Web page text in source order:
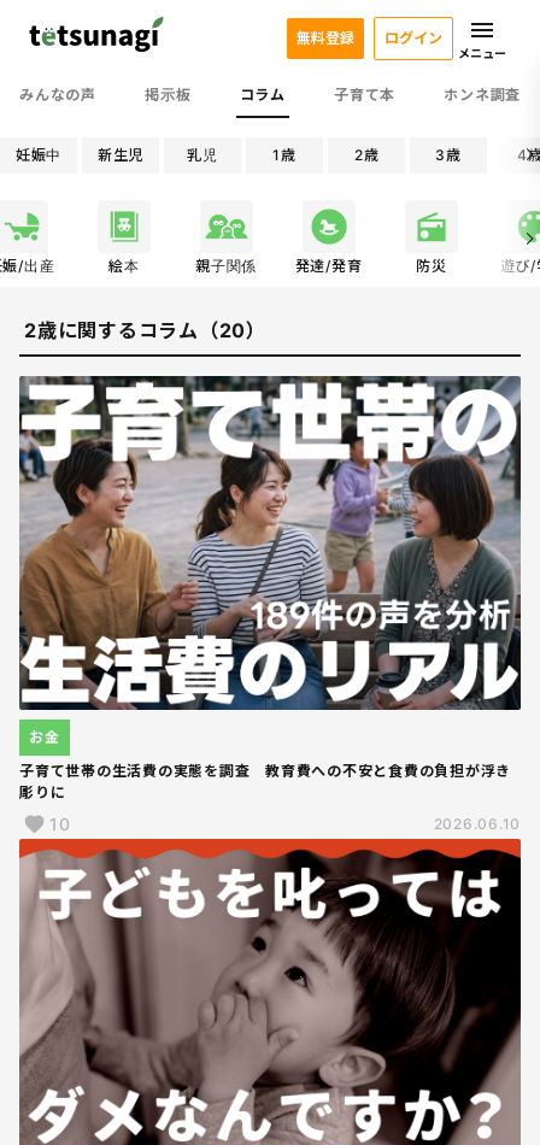
みんなの声 掲示板 コラム 子育て本 ホンネ調査
無料登録 ログイン
メニュー
妊娠中 新生児 乳児 1歳 2歳 3歳 4
娠/出産 絵本 親子関係 発達/発育 防災 遊び/
2歳に関するコラム（20）
子育て世帯の生活費の実態を調査 教育費への不安と食費の負担が浮き
彫りに
お金
10 2026.06.10